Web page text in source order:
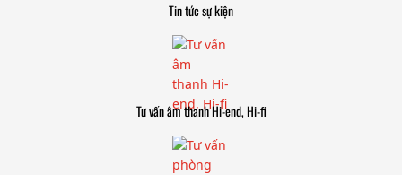
Tin tức sự kiện
Tư vấn âm thanh Hi-end, Hi-fi